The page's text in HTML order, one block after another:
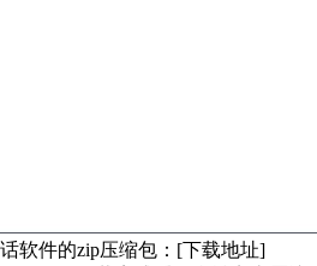
软件的zip压缩包：[下载地址]